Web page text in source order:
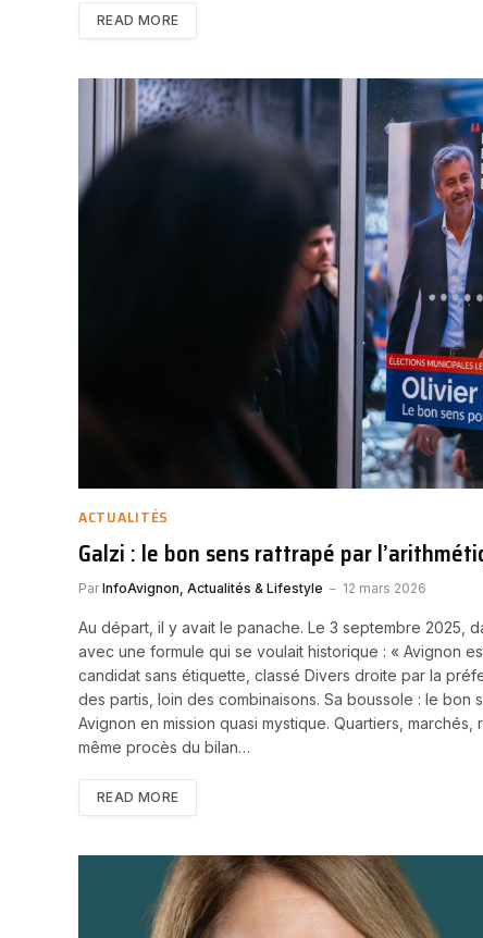
READ MORE
ACTUALITÉS
Galzi : le bon sens rattrapé par
Par InfoAvignon, Actualités & Lifestyle 12 mars 2026
Au départ, il y avait le panache. Le 3 septembre 2025,
avec une formule qui se voulait historique : « Avignon
candidat sans étiquette, classé Divers droite par la
des partis, loin des combinaisons. Sa boussole : le
Avignon en mission quasi mystique. Quartiers,
même procès du bilan…
READ MORE